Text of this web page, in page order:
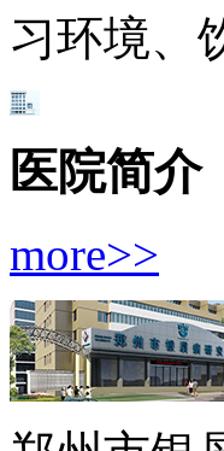
习环境、
医院简介
more>>